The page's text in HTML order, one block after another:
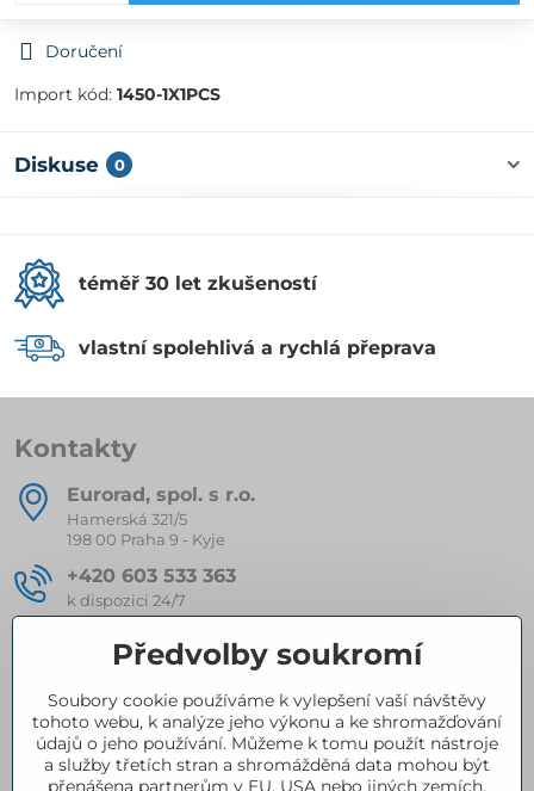
Doručení
Import kód: 1450-1X1PCS
Diskuse 0
téměř 30 let zkušeností
vlastní spolehlivá a rychlá přeprava
Kontakty
Eurorad, spol​. s r​.o​.
Hamerská 321/5
198 00 Praha 9 - Kyje
+420 603 533 363
k dispozici 24/7
eurorad​@seznam​.cz
Kompletní nabídka produktů
Předvolby soukromí
Soubory cookie používáme k vylepšení vaší návštěvy
tohoto webu, k analýze jeho výkonu a ke shromažďování
údajů o jeho používání. Můžeme k tomu použít nástroje
a služby třetích stran a shromážděná data mohou být
přenášena partnerům v EU, USA nebo jiných zemích.